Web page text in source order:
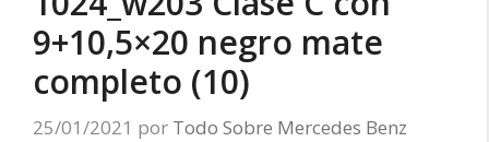
9+10,5×20 negro mate
completo (10)
25/01/2021 por Todo Sobre Mercedes Benz